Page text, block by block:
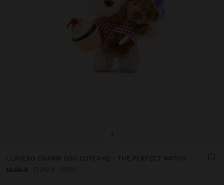
+
LLAVERO CHARM OSO CUPCAKE - THE PERFECT MATCH
19,99 €
12,99 € 35%